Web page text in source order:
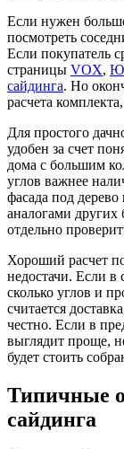
Если нужен
посмотреть
Если покупатель
страницы VOX,
сайдинга. Но
расчета
Для простого
удобен за счет
дома с большим
углов важнее
фасада под
аналогами других
отдельно
Хороший расчет
недостачи. Если в
сколько углов и
считается
честно. Если в
выглядит проще,
будет стоить
Типичные
сайдинга